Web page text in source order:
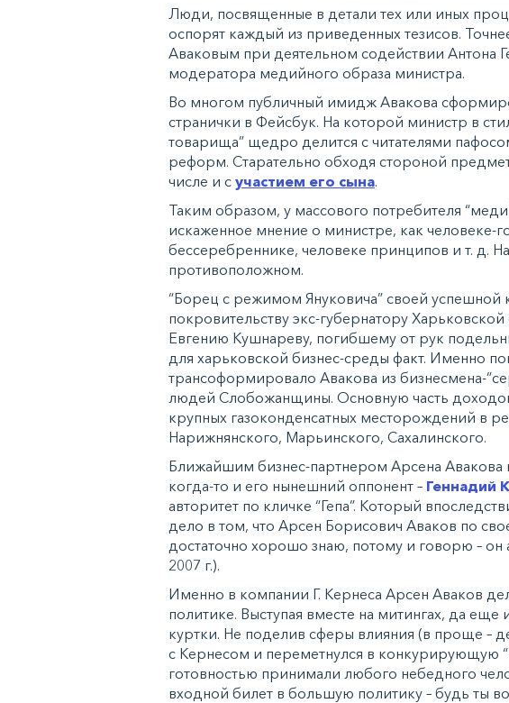
Люди, посвященные в детали тех или иных
оспорят каждый из приведенных тезисов.
Аваковым при деятельном содействии Антона
модератора медийного образа министра.
Во многом публичный имидж Авакова
странички в Фейсбук. На которой министр в
товарища” щедро делится с читателями
реформ. Старательно обходя стороной
числе и с участием его сына.
Таким образом, у массового потребителя
искаженное мнение о министре, как человеке-
бессеребреннике, человеке принципов и т. д.
противоположном.
“Борец с режимом Януковича” своей успешной
покровительству экс-губернатору
Евгению Кушнареву, погибшему от рук
для харьковской бизнес-среды факт. Именно
трансоформировало Авакова из бизнесмена-
людей Слобожанщины. Основную часть
крупных газоконденсатных месторождений в
Нарижнянского, Марьинского, Сахалинского.
Ближайшим бизнес-партнером Арсена Авакова
когда-то и его нынешний оппонент – Геннадий
авторитет по кличке “Гепа”. Который
дело в том, что Арсен Борисович Аваков по
достаточно хорошо знаю, потому и говорю – он
2007 г.).
Именно в компании Г. Кернеса Арсен Аваков
политике. Выступая вместе на митингах, да еще
куртки. Не поделив сферы влияния (в проще –
с Кернесом и переметнулся в конкурирующую
готовностью принимали любого небедного
входной билет в большую политику – будь ты